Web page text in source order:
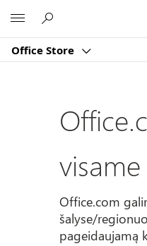
Office Store
Office.com
šalyse/
pageidaujamą